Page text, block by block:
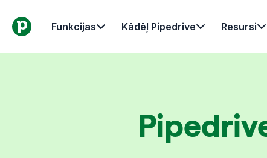
Funkcijas Kādēļ Pipedrive Resursi